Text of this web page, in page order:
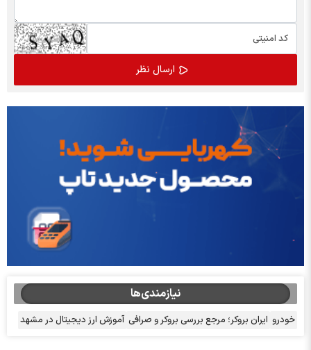
نیازمندی‌ها
خودرو ایران بروکر؛ مرجع بررسی بروکر و صرافی آموزش ارز دیجیتال در مشهد